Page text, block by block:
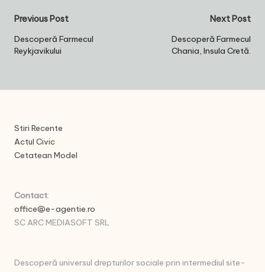
Post
navigation
Previous Post
Descoperă Farmecul
Reykjavikului
Next Post
Descoperă Farmecul
Chania, Insula Cretă.
Stiri Recente
Actul Civic
Cetatean Model
Contact:
office@e-agentie.ro
SC ARC MEDIASOFT SRL
Descoperă universul drepturilor sociale prin intermediul site-